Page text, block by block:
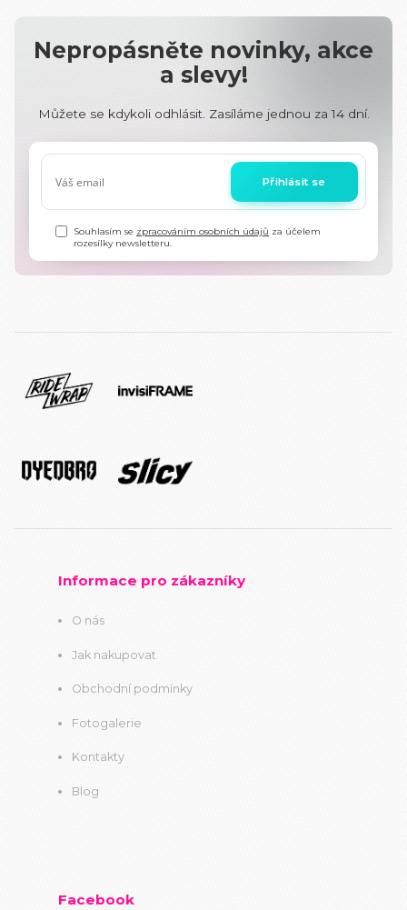
Nepropásněte novinky, akce
a slevy!
Můžete se kdykoli odhlásit. Zasíláme jednou za 14 dní.
Přihlásit se
Souhlasím se zpracováním osobních údajů za účelem
rozesílky newsletteru.
Informace pro zákazníky
O nás
Jak nakupovat
Obchodní podmínky
Fotogalerie
Kontakty
Blog
Facebook